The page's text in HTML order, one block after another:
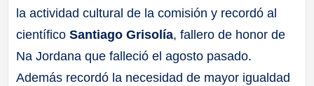
la actividad cultural de la comisión y recordó al
científicoSantiago Grisolía, fallero de honor de
Na Jordana que falleció el agosto pasado.
Además recordó la necesidad de mayor igualdad